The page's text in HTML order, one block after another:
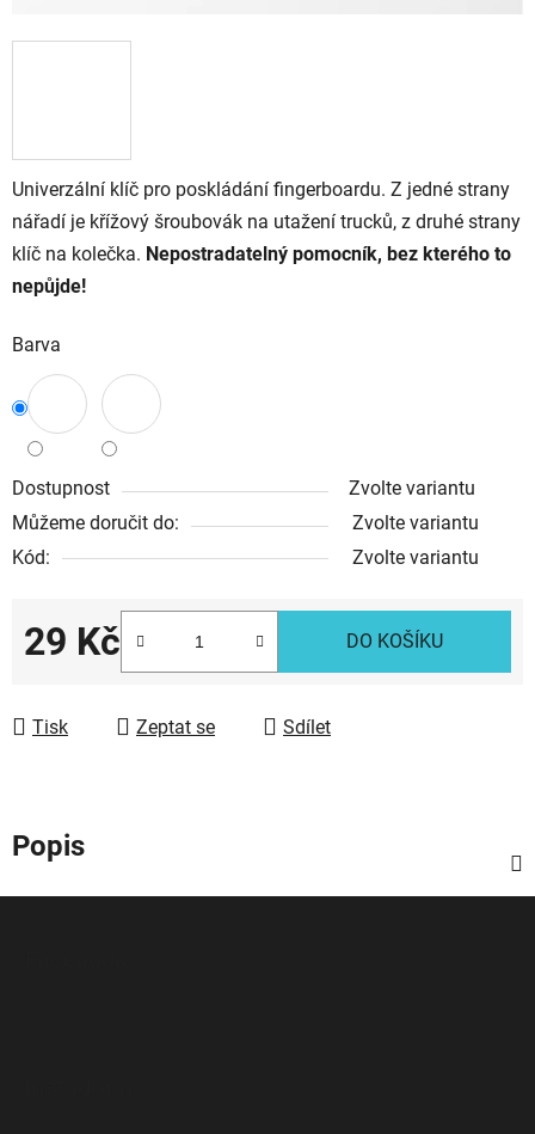
Univerzální klíč pro poskládání fingerboardu. Z jedné strany
nářadí je křížový šroubovák na utažení trucků, z druhé strany
klíč na kolečka. Nepostradatelný pomocník, bez kterého to
nepůjde!
Barva
Dostupnost
Zvolte variantu
Můžeme doručit do:
Zvolte variantu
Kód:
Zvolte variantu
29 Kč
Měrná cena:
DO KOŠÍKU
Tisk Zeptat se Sdílet
Popis